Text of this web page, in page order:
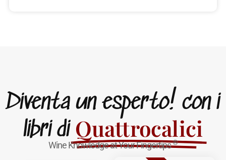
Diventa un esperto! con i
libri di Quattrocalici
Wine Knowledge at Your Fingertips®